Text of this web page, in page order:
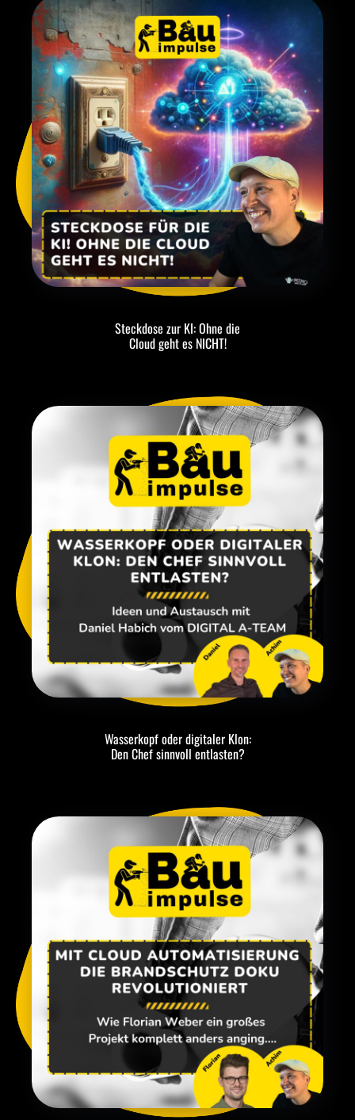
Steckdose zur KI: Ohne die
Cloud geht es NICHT!
Wasserkopf oder digitaler Klon:
Den Chef sinnvoll entlasten?